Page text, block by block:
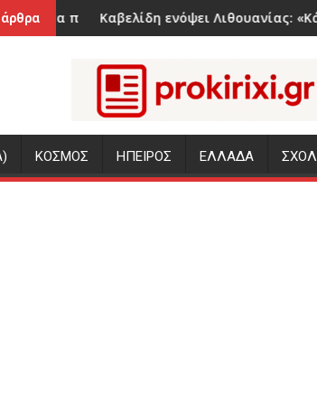
δρ. Αθανάσιο Ε. Δρούγο
πρέπει να λείπουν από τη βαλίτσα σας
Καβελίδη ενόψει Λιθουανίας: «Κάθε ματς
ΚΟΣΜΟΣ ΗΠΕΙΡΟΣ ΕΛΛΑΔΑ